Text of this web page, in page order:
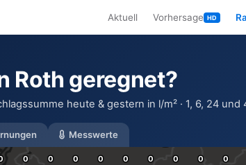
Aktuell Vorhersage HD
Roth geregnet?
heute & gestern in l/m² · 1, 6, 24
Messwerte